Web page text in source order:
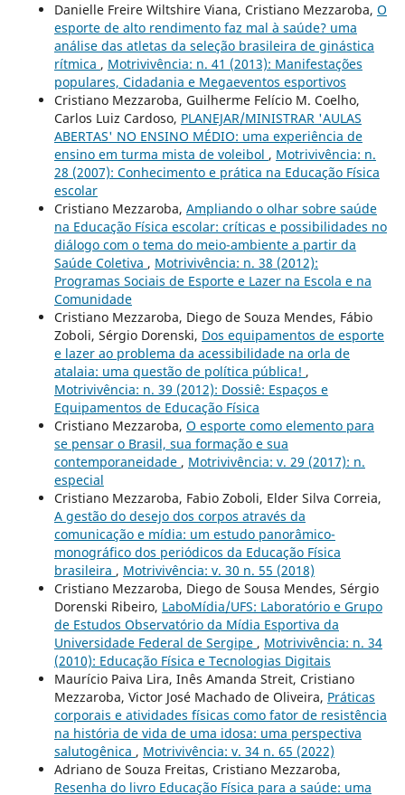
Danielle Freire Wiltshire Viana, Cristiano Mezzaroba, O
esporte de alto rendimento faz mal à saúde? uma
análise das atletas da seleção brasileira de ginástica
rítmica , Motrivivência: n. 41 (2013): Manifestações
populares, Cidadania e Megaeventos esportivos
Cristiano Mezzaroba, Guilherme Felício M. Coelho,
Carlos Luiz Cardoso, PLANEJAR/MINISTRAR 'AULAS
ABERTAS' NO ENSINO MÉDIO: uma experiência de
ensino em turma mista de voleibol , Motrivivência: n.
28 (2007): Conhecimento e prática na Educação Física
escolar
Cristiano Mezzaroba, Ampliando o olhar sobre saúde
na Educação Física escolar: críticas e possibilidades no
diálogo com o tema do meio-ambiente a partir da
Saúde Coletiva , Motrivivência: n. 38 (2012):
Programas Sociais de Esporte e Lazer na Escola e na
Comunidade
Cristiano Mezzaroba, Diego de Souza Mendes, Fábio
Zoboli, Sérgio Dorenski, Dos equipamentos de esporte
e lazer ao problema da acessibilidade na orla de
atalaia: uma questão de política pública! ,
Motrivivência: n. 39 (2012): Dossiê: Espaços e
Equipamentos de Educação Física
Cristiano Mezzaroba, O esporte como elemento para
se pensar o Brasil, sua formação e sua
contemporaneidade , Motrivivência: v. 29 (2017): n.
especial
Cristiano Mezzaroba, Fabio Zoboli, Elder Silva Correia,
A gestão do desejo dos corpos através da
comunicação e mídia: um estudo panorâmico-
monográfico dos periódicos da Educação Física
brasileira , Motrivivência: v. 30 n. 55 (2018)
Cristiano Mezzaroba, Diego de Sousa Mendes, Sérgio
Dorenski Ribeiro, LaboMídia/UFS: Laboratório e Grupo
de Estudos Observatório da Mídia Esportiva da
Universidade Federal de Sergipe , Motrivivência: n. 34
(2010): Educação Física e Tecnologias Digitais
Maurício Paiva Lira, Inês Amanda Streit, Cristiano
Mezzaroba, Victor José Machado de Oliveira, Práticas
corporais e atividades físicas como fator de resistência
na história de vida de uma idosa: uma perspectiva
salutogênica , Motrivivência: v. 34 n. 65 (2022)
Adriano de Souza Freitas, Cristiano Mezzaroba,
Resenha do livro Educação Física para a saúde: uma